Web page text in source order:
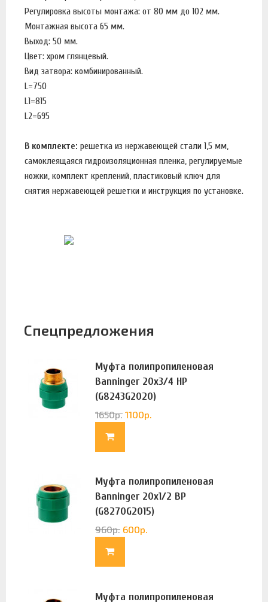
Регулировка высоты монтажа: от 80 мм до 102 мм.
Монтажная высота 65 мм.
Выход: 50 мм.
Цвет: хром глянцевый.
Вид затвора: комбинированный.
L=750
L1=815
L2=695
В комплекте: решетка из нержавеющей стали 1,5 мм,
самоклеящаяся гидроизоляционная пленка, регулируемые
ножки, комплект креплений, пластиковый ключ для
снятия нержавеющей решетки и инструкция по установке.
Спецпредложения
Муфта полипропиленовая
Banninger 20х3/4 НР
(G8243G2020)
1650р. 1100р.
Муфта полипропиленовая
Banninger 20х1/2 ВР
(G8270G2015)
960р. 600р.
Муфта полипропиленовая